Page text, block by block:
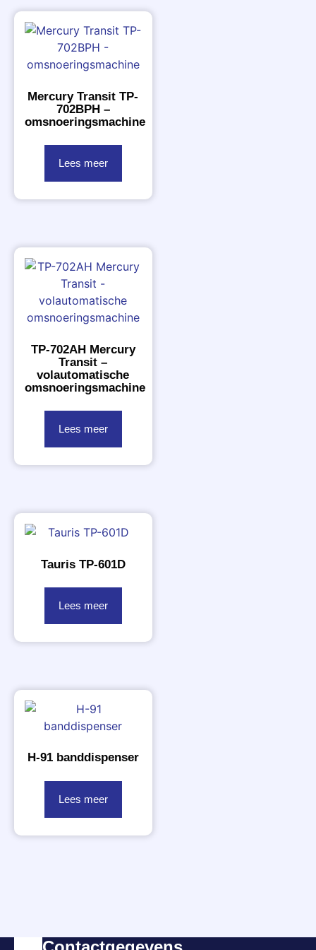
Mercury Transit TP-
702BPH –
omsnoeringsmachine
Lees meer
TP-702AH Mercury
Transit –
volautomatische
omsnoeringsmachine
Lees meer
Tauris TP-601D
Lees meer
H-91 banddispenser
Lees meer